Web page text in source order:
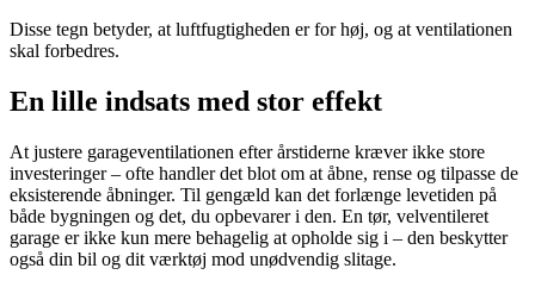
Disse tegn betyder, at luftfugtigheden er for høj, og at ventilationen
skal forbedres.
En lille indsats med stor effekt
At justere garageventilationen efter årstiderne kræver ikke store
investeringer – ofte handler det blot om at åbne, rense og tilpasse de
eksisterende åbninger. Til gengæld kan det forlænge levetiden på
både bygningen og det, du opbevarer i den. En tør, velventileret
garage er ikke kun mere behagelig at opholde sig i – den beskytter
også din bil og dit værktøj mod unødvendig slitage.